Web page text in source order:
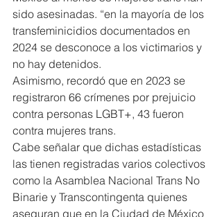
sido asesinadas. “en la mayoría de los
transfeminicidios documentados en
2024 se desconoce a los victimarios y
no hay detenidos.
Asimismo, recordó que en 2023 se
registraron 66 crímenes por prejuicio
contra personas LGBT+, 43 fueron
contra mujeres trans.
Cabe señalar que dichas estadísticas
las tienen registradas varios colectivos
como la Asamblea Nacional Trans No
Binarie y Transcontingenta quienes
aseguran que en la Ciudad de México